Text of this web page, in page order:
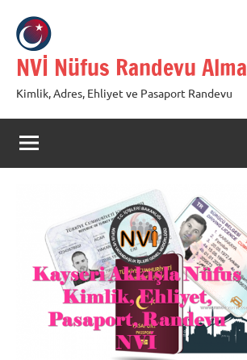
geç
NVİ Nüfus Randevu Alma
Kimlik, Adres, Ehliyet ve Pasaport Randevu